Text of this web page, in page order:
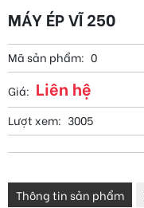
MÁY ÉP VĨ 250
Mã sản phẩm: 0
Giá: Liên hệ
Lượt xem: 3005
Thông tin sản phẩm